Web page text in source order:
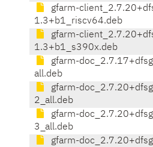
gfarm-
1.3+b1_riscv64.deb
gfarm-
1.3+b1_s390x.deb
gfarm-
all.deb
gfarm-
2_all.deb
gfarm-
3_all.deb
gfarm-